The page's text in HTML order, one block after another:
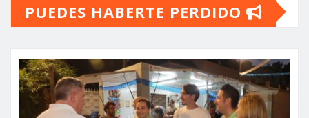
PUEDES HABERTE PERDIDO